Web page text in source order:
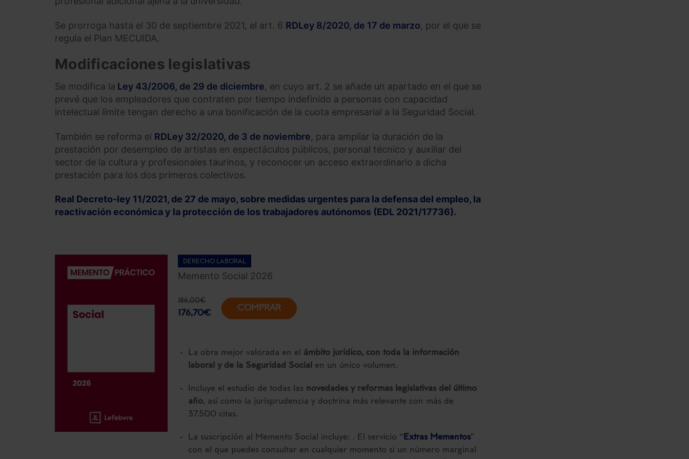
Se prorroga hasta el 30 de septiembre 2021, el art. 6 RDLey 8/2020, de 17 de marzo, por el que se
regula el Plan MECUIDA.
Modificaciones legislativas
Se modifica la Ley 43/2006, de 29 de diciembre, en cuyo art. 2 se añade un apartado en el que se
prevé que los empleadores que contraten por tiempo indefinido a personas con capacidad
intelectual límite tengan derecho a una bonificación de la cuota empresarial a la Seguridad Social.
También se reforma el RDLey 32/2020, de 3 de noviembre, para ampliar la duración de la
prestación por desempleo de artistas en espectáculos públicos, personal técnico y auxiliar del
sector de la cultura y profesionales taurinos, y reconocer un acceso extraordinario a dicha
prestación para los dos primeros colectivos.
Real Decreto-ley 11/2021, de 27 de mayo, sobre medidas urgentes para la defensa del empleo, la
reactivación económica y la protección de los trabajadores autónomos (EDL 2021/17736).
DERECHO LABORAL
Memento Social 2026
186,00€
176,70€
COMPRAR
La obra mejor valorada en el ámbito jurídico, con toda la información
laboral y de la Seguridad Social en un único volumen.
Incluye el estudio de todas las novedades y reformas legislativas del último
año, así como la jurisprudencia y doctrina más relevante con más de
37.500 citas.
La suscripción al Memento Social incluye: . El servicio “Extras Mementos”
con el que puedes consultar en cualquier momento si un número marginal